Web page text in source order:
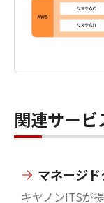
関連サービ
マネージ
キヤノンITSが